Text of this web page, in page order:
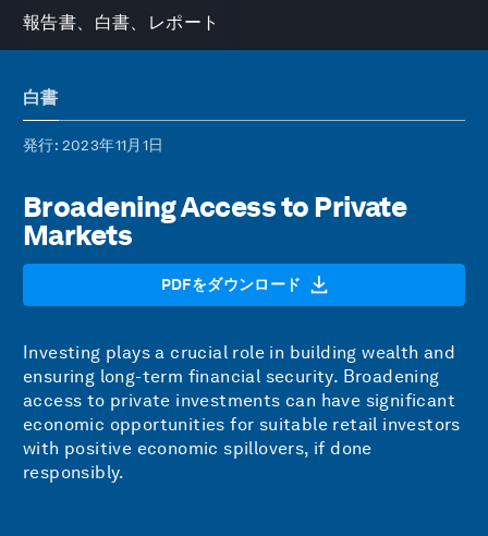
報告書、白書、レポート
白書
発行: 2023年11月1日
Broadening Access to Private
Markets
PDFをダウンロード
Investing plays a crucial role in building wealth and
ensuring long-term financial security. Broadening
access to private investments can have significant
economic opportunities for suitable retail investors
with positive economic spillovers, if done
responsibly.